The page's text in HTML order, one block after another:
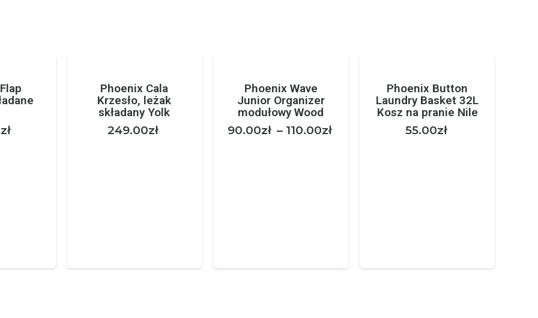
zł
Phoenix Cala
Krzesło, leżak
składany Yolk
249.00zł
Phoenix Wave
Junior Organizer
modułowy Wood
90.00zł – 110.00zł
Phoenix Button
Laundry Basket 32L
Kosz na pranie Nile
55.00zł